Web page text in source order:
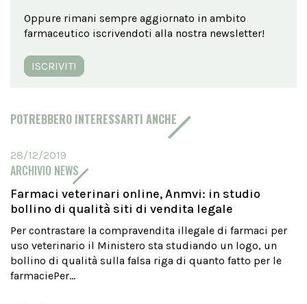
Oppure rimani sempre aggiornato in ambito
farmaceutico iscrivendoti alla nostra newsletter!
ISCRIVITI
POTREBBERO INTERESSARTI ANCHE
28/12/2019
ARCHIVIO NEWS
Farmaci veterinari online, Anmvi: in studio
bollino di qualità siti di vendita legale
Per contrastare la compravendita illegale di farmaci per
uso veterinario il Ministero sta studiando un logo, un
bollino di qualità sulla falsa riga di quanto fatto per le
farmaciePer...